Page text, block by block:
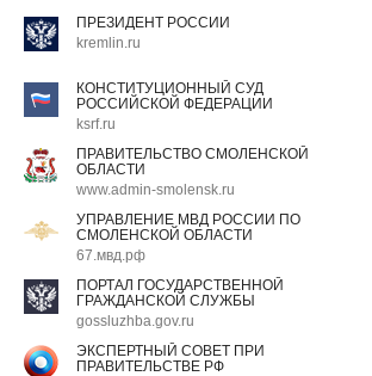
ПРЕЗИДЕНТ РОССИИ
kremlin.ru
КОНСТИТУЦИОННЫЙ СУД
РОССИЙСКОЙ ФЕДЕРАЦИИ
ksrf.ru
ПРАВИТЕЛЬСТВО СМОЛЕНСКОЙ
ОБЛАСТИ
www.admin-smolensk.ru
УПРАВЛЕНИЕ МВД РОССИИ ПО
СМОЛЕНСКОЙ ОБЛАСТИ
67.мвд.рф
ПОРТАЛ ГОСУДАРСТВЕННОЙ
ГРАЖДАНСКОЙ СЛУЖБЫ
gossluzhba.gov.ru
ЭКСПЕРТНЫЙ СОВЕТ ПРИ
ПРАВИТЕЛЬСТВЕ РФ